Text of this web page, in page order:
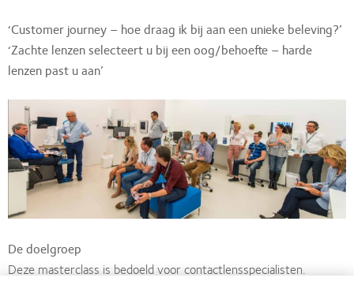
‘Customer journey – hoe draag ik bij aan een unieke beleving?’
‘Zachte lenzen selecteert u bij een oog/behoefte – harde
lenzen past u aan’
De doelgroep
Deze masterclass is bedoeld voor contactlensspecialisten.